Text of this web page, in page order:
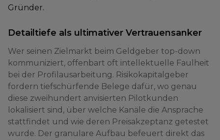
Gründer.
Detailtiefe als ultimativer Vertrauensanker
Wer seinen Zielmarkt beim Geldgeber top-down
kommuniziert, offenbart oft intellektuelle Faulheit
bei der Profilausarbeitung. Risikokapitalgeber
fordern tiefschürfende Belege dafür, wo genau
diese zweihundert anvisierten Pilotkunden
lokalisiert sind, über welche Kanäle die Ansprache
stattfindet und wie deren Preisakzeptanz getestet
wurde. Der granulare Aufbau befeuert direkt das